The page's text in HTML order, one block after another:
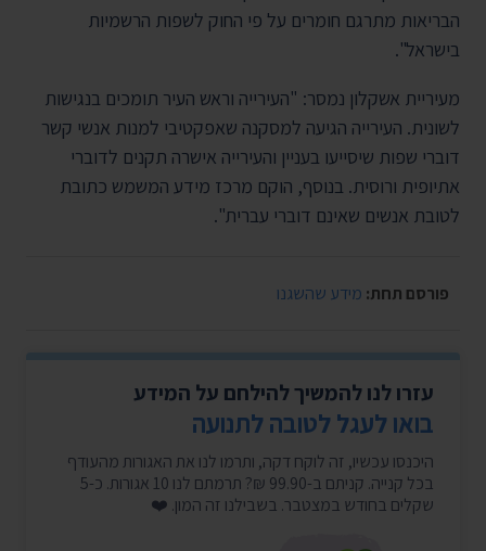
הבריאות מתרגם חומרים על פי החוק לשפות הרשמיות
בישראל".
מעיריית אשקלון נמסר: "העירייה וראש העיר תומכים בנגישות
לשונית. העירייה הגיעה למסקנה שאפקטיבי למנות אנשי קשר
דוברי שפות שיסייעו בעניין והעירייה אישרה תקנים לדוברי
אתיופית ורוסית. בנוסף, הוקם מרכז מידע המשמש כתובת
לטובת אנשים שאינם דוברי עברית".
פורסם תחת: מידע שהשגנו
עזרו לנו להמשיך להילחם על המידע
בואו לעגל לטובה לתנועה
היכנסו עכשיו, זה לוקח דקה, ותרמו לנו את האגורות מהעודף
בכל קנייה. קניתם ב-99.90 ₪? תרמתם לנו 10 אגורות. כ-5
שקלים בחודש במצטבר. בשבילנו זה המון. ❤️